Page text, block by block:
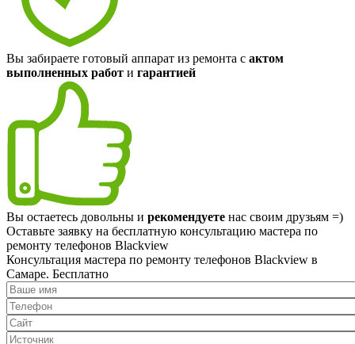
Вы забираете готовый аппарат из ремонта с актом
выполненных работ и гарантией
Вы остаетесь довольны и рекомендуете нас своим друзьям =)
Оставьте заявку на бесплатную консультацию мастера по
ремонту телефонов Blackview
Консультация мастера по ремонту телефонов Blackview в
Самаре. Бесплатно